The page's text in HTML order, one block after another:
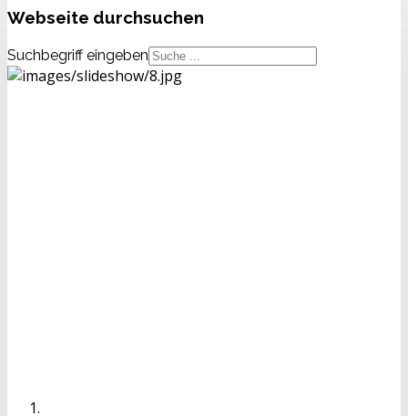
Webseite durchsuchen
Suchbegriff eingeben